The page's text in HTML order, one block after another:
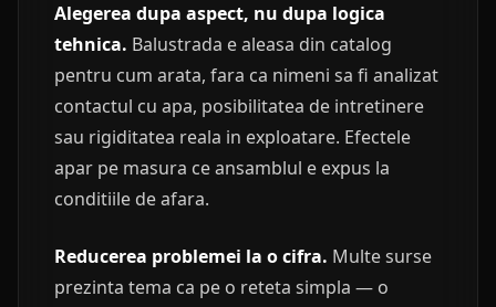
Alegerea dupa aspect, nu dupa logica
tehnica. Balustrada e aleasa din catalog
pentru cum arata, fara ca nimeni sa fi analizat
contactul cu apa, posibilitatea de intretinere
sau rigiditatea reala in exploatare. Efectele
apar pe masura ce ansamblul e expus la
conditiile de afara.
Reducerea problemei la o cifra. Multe surse
prezinta tema ca pe o reteta simpla — o